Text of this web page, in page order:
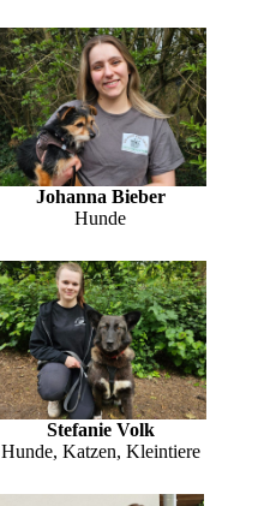
Johanna Bieber
Hunde
Stefanie Volk
Hunde, Katzen, Kleintiere